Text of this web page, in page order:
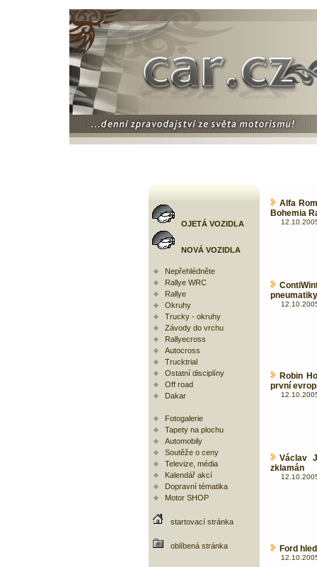
OJETÁ VOZIDLA
NOVÁ VOZIDLA
Nepřehlédněte
Rallye WRC
Rallye
Okruhy
Trucky - okruhy
Závody do vrchu
Rallyecross
Autocross
Trucktrial
Ostatní disciplíny
Off road
Dakar
Fotogalerie
Tapety na plochu
Automobily
Soutěže o ceny
Televize, média
Kalendář akcí
Dopravní tématika
Motor SHOP
startovací stránka
oblíbená stránka
Alfa
Bohemia
pneumatiky
Robin
první
Václav
zklamán
Ford